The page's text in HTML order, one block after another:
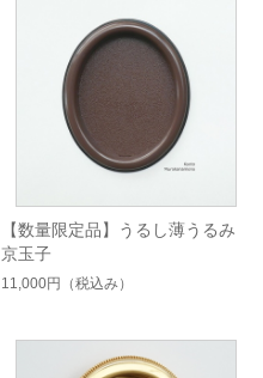
【数量限定品】うるし薄うるみ
京玉子
11,000円 （税込み）